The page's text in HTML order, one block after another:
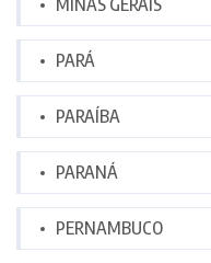
PARÁ
PARAÍBA
PARANÁ
PERNAMBUCO